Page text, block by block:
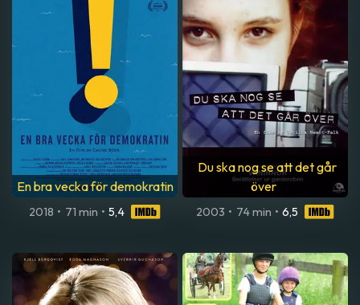
En bra vecka för demokratin
2018 • 71 min • 5,4
Du ska nog se att det går
över
2003 • 74 min • 6,5